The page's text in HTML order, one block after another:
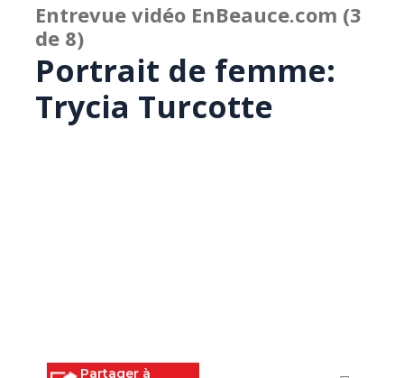
Entrevue vidéo EnBeauce.com (3
de 8)
Portrait de femme:
Trycia Turcotte
Partager à